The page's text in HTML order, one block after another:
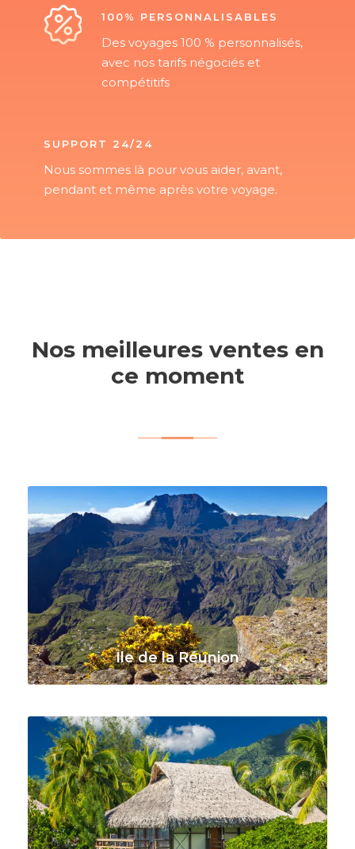
100% PERSONNALISABLES
Des voyages 100 % personnalisés,
avec nos tarifs négociés et
compétitifs
SUPPORT 24/24
Nous sommes là pour vous aider, avant,
pendant et même après votre voyage.
Nos meilleures ventes en
ce moment
Ile de la Réunion